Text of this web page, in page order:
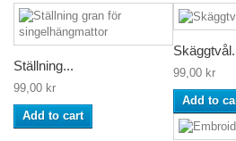
Ställning...
99,00 kr
Add to cart
99,00 kr
Add to